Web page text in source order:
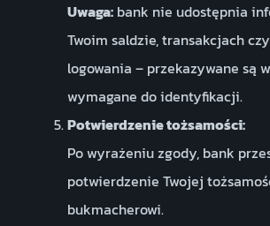
Uwaga:bank nie udostępnia
Twoim saldzie, transakcjach
logowania – przekazywane są
wymagane do identyfikacji.
Potwierdzenie tożsamości:
Po wyrażeniu zgody, bank
potwierdzenie Twojej
bukmacherowi.